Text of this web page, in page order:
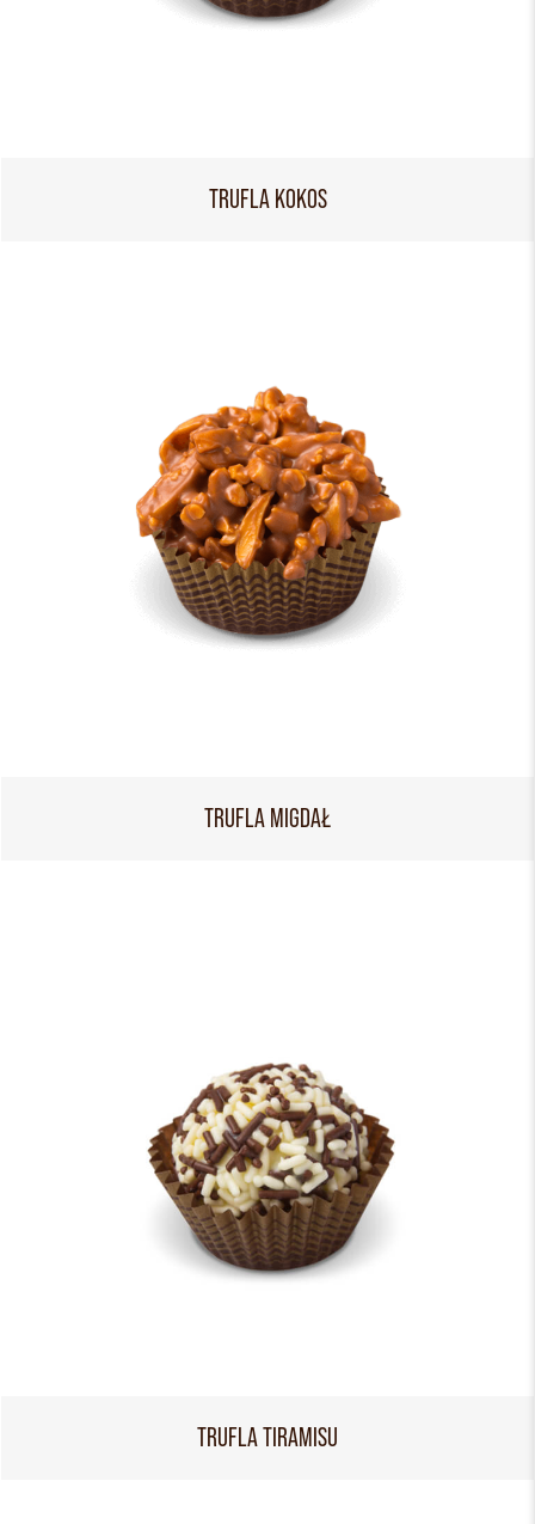
TRUFLA KOKOS
TRUFLA MIGDAŁ
TRUFLA TIRAMISU